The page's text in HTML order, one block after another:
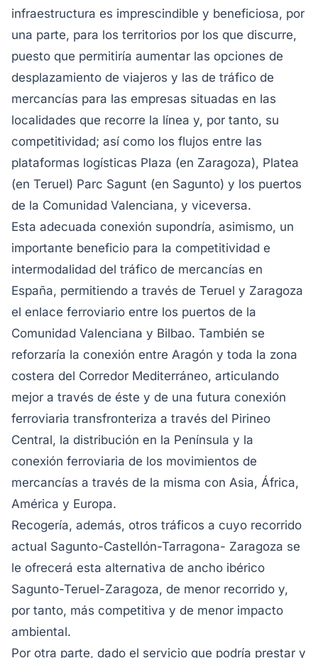
infraestructura es imprescindible y beneficiosa, por
una parte, para los territorios por los que discurre,
puesto que permitiría aumentar las opciones de
desplazamiento de viajeros y las de tráfico de
mercancías para las empresas situadas en las
localidades que recorre la línea y, por tanto, su
competitividad; así como los flujos entre las
plataformas logísticas Plaza (en Zaragoza), Platea
(en Teruel) Parc Sagunt (en Sagunto) y los puertos
de la Comunidad Valenciana, y viceversa.
Esta adecuada conexión supondría, asimismo, un
importante beneficio para la competitividad e
intermodalidad del tráfico de mercancías en
España, permitiendo a través de Teruel y Zaragoza
el enlace ferroviario entre los puertos de la
Comunidad Valenciana y Bilbao. También se
reforzaría la conexión entre Aragón y toda la zona
costera del Corredor Mediterráneo, articulando
mejor a través de éste y de una futura conexión
ferroviaria transfronteriza a través del Pirineo
Central, la distribución en la Península y la
conexión ferroviaria de los movimientos de
mercancías a través de la misma con Asia, África,
América y Europa.
Recogería, además, otros tráficos a cuyo recorrido
actual Sagunto-Castellón-Tarragona- Zaragoza se
le ofrecerá esta alternativa de ancho ibérico
Sagunto-Teruel-Zaragoza, de menor recorrido y,
por tanto, más competitiva y de menor impacto
ambiental.
Por otra parte, dado el servicio que podría prestar y